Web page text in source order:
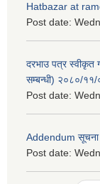
Hatbazar at
Post date:
दरभाउ पत्र स्वीकृत
सम्बन्धी) २०८०/११/
Post date:
Addendum सूचना
Post date: